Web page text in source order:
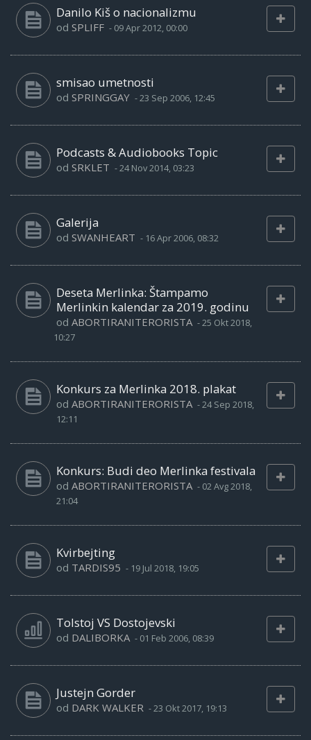
Danilo Kiš o nacionalizmu
od SPLIFF - 09 Apr 2012, 00:00
smisao umetnosti
od SPRINGGAY -23 Sep 2006, 12:45
Podcasts & Audiobooks Topic
od SRKLET -24 Nov 2014, 03:23
Galerija
od SWANHEART - 16 Apr 2006, 08:32
Deseta Merlinka: Štampamo
Merlinkin kalendar za 2019. godinu
od ABORTIRANITERORISTA -25 Okt 2018,
10:27
Konkurs za Merlinka 2018. plakat
od ABORTIRANITERORISTA -24 Sep 2018,
12:11
Konkurs: Budi deo Merlinka festivala
od ABORTIRANITERORISTA - 02 Avg 2018,
21:04
Kvirbejting
od TARDIS95 - 19 Jul 2018, 19:05
Tolstoj VS Dostojevski
od DALIBORKA - 01 Feb 2006, 08:39
Justejn Gorder
od DARK WALKER -23 Okt 2017, 19:13